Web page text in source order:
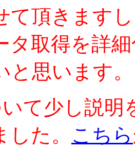
て頂きます
タ取得を詳
と思います。
て少し説明
た。 こちら